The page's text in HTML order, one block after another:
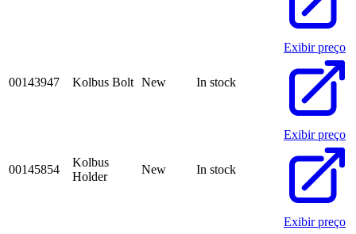
00143947 Kolbus Bolt New In stock
Exibir preço
00145854
Kolbus
Holder
New In stock
Exibir preço
Exibir preço